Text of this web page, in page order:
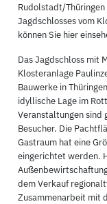
Rudolstadt/
Jagdschlosses vom
können Sie hier
Das Jagdschloss mit
Klosteranlage
Bauwerke in
idyllische Lage im
Veranstaltungen sind
Besucher. Die
Gastraum hat eine
eingerichtet werden.
dem Verkauf
Zusammenarbeit mit